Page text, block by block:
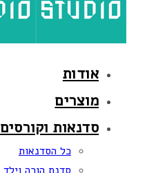
אודות
מוצרים
סדנאות וקורסים
כל הסדנאות